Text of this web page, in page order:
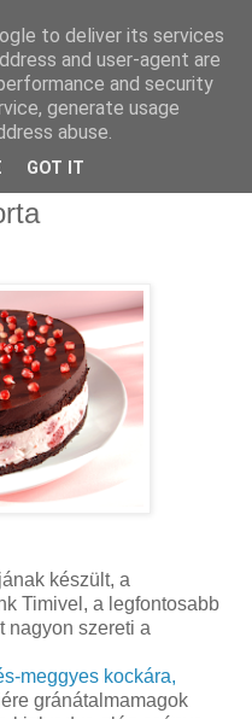
készült, a
Timivel, a legfontosabb
nagyon szereti a
meggyes kockára,
gránátalmamagok
to deliver its services
and user-agent are
and security
generate usage
abuse.
GOT IT